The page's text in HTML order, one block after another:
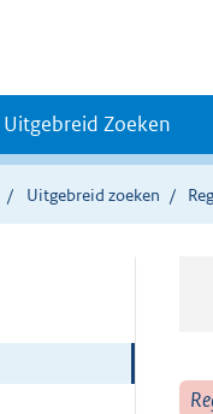
Uitgebreid Zoeken
Uitgebreid zoeken